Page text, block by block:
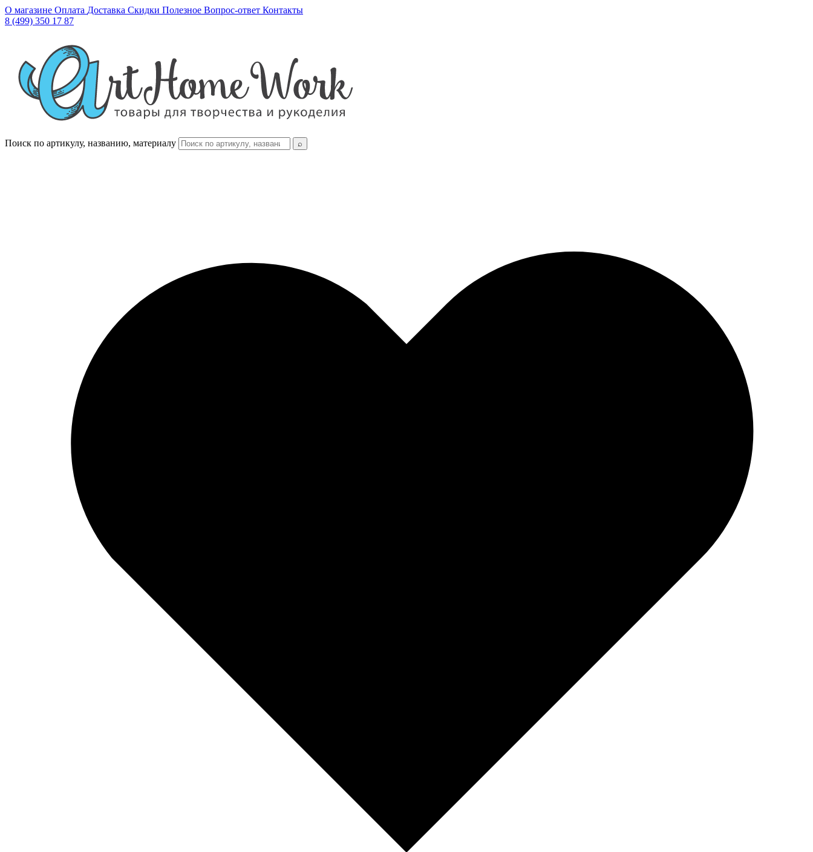
О магазине Оплата Доставка Скидки Полезное Вопрос-ответ Контакты
8 (499) 350 17 87
Поиск по артикулу, названию, материалу ⌕